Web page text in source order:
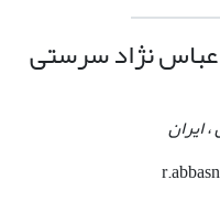
نژاد سرستی
ایران